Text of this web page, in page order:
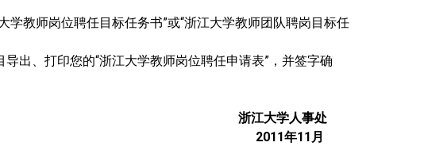
学教师岗位聘任目标任务书”或“浙江大学教师团队聘岗目标任
出、打印您的“浙江大学教师岗位聘任申请表”，并签字确
浙江大学人事处
2011年11 月